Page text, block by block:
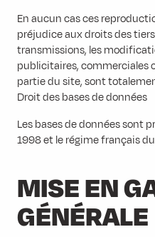
En aucun cas ces
préjudice aux droits des
transmissions, les
publicitaires, commerciales
partie du site, sont
Droit des bases de données
Les bases de données sont
1998 et le régime français
MISE EN
GÉNÉRALE